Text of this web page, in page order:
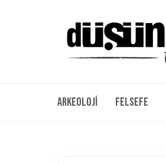
Arkeoloji Felsefe